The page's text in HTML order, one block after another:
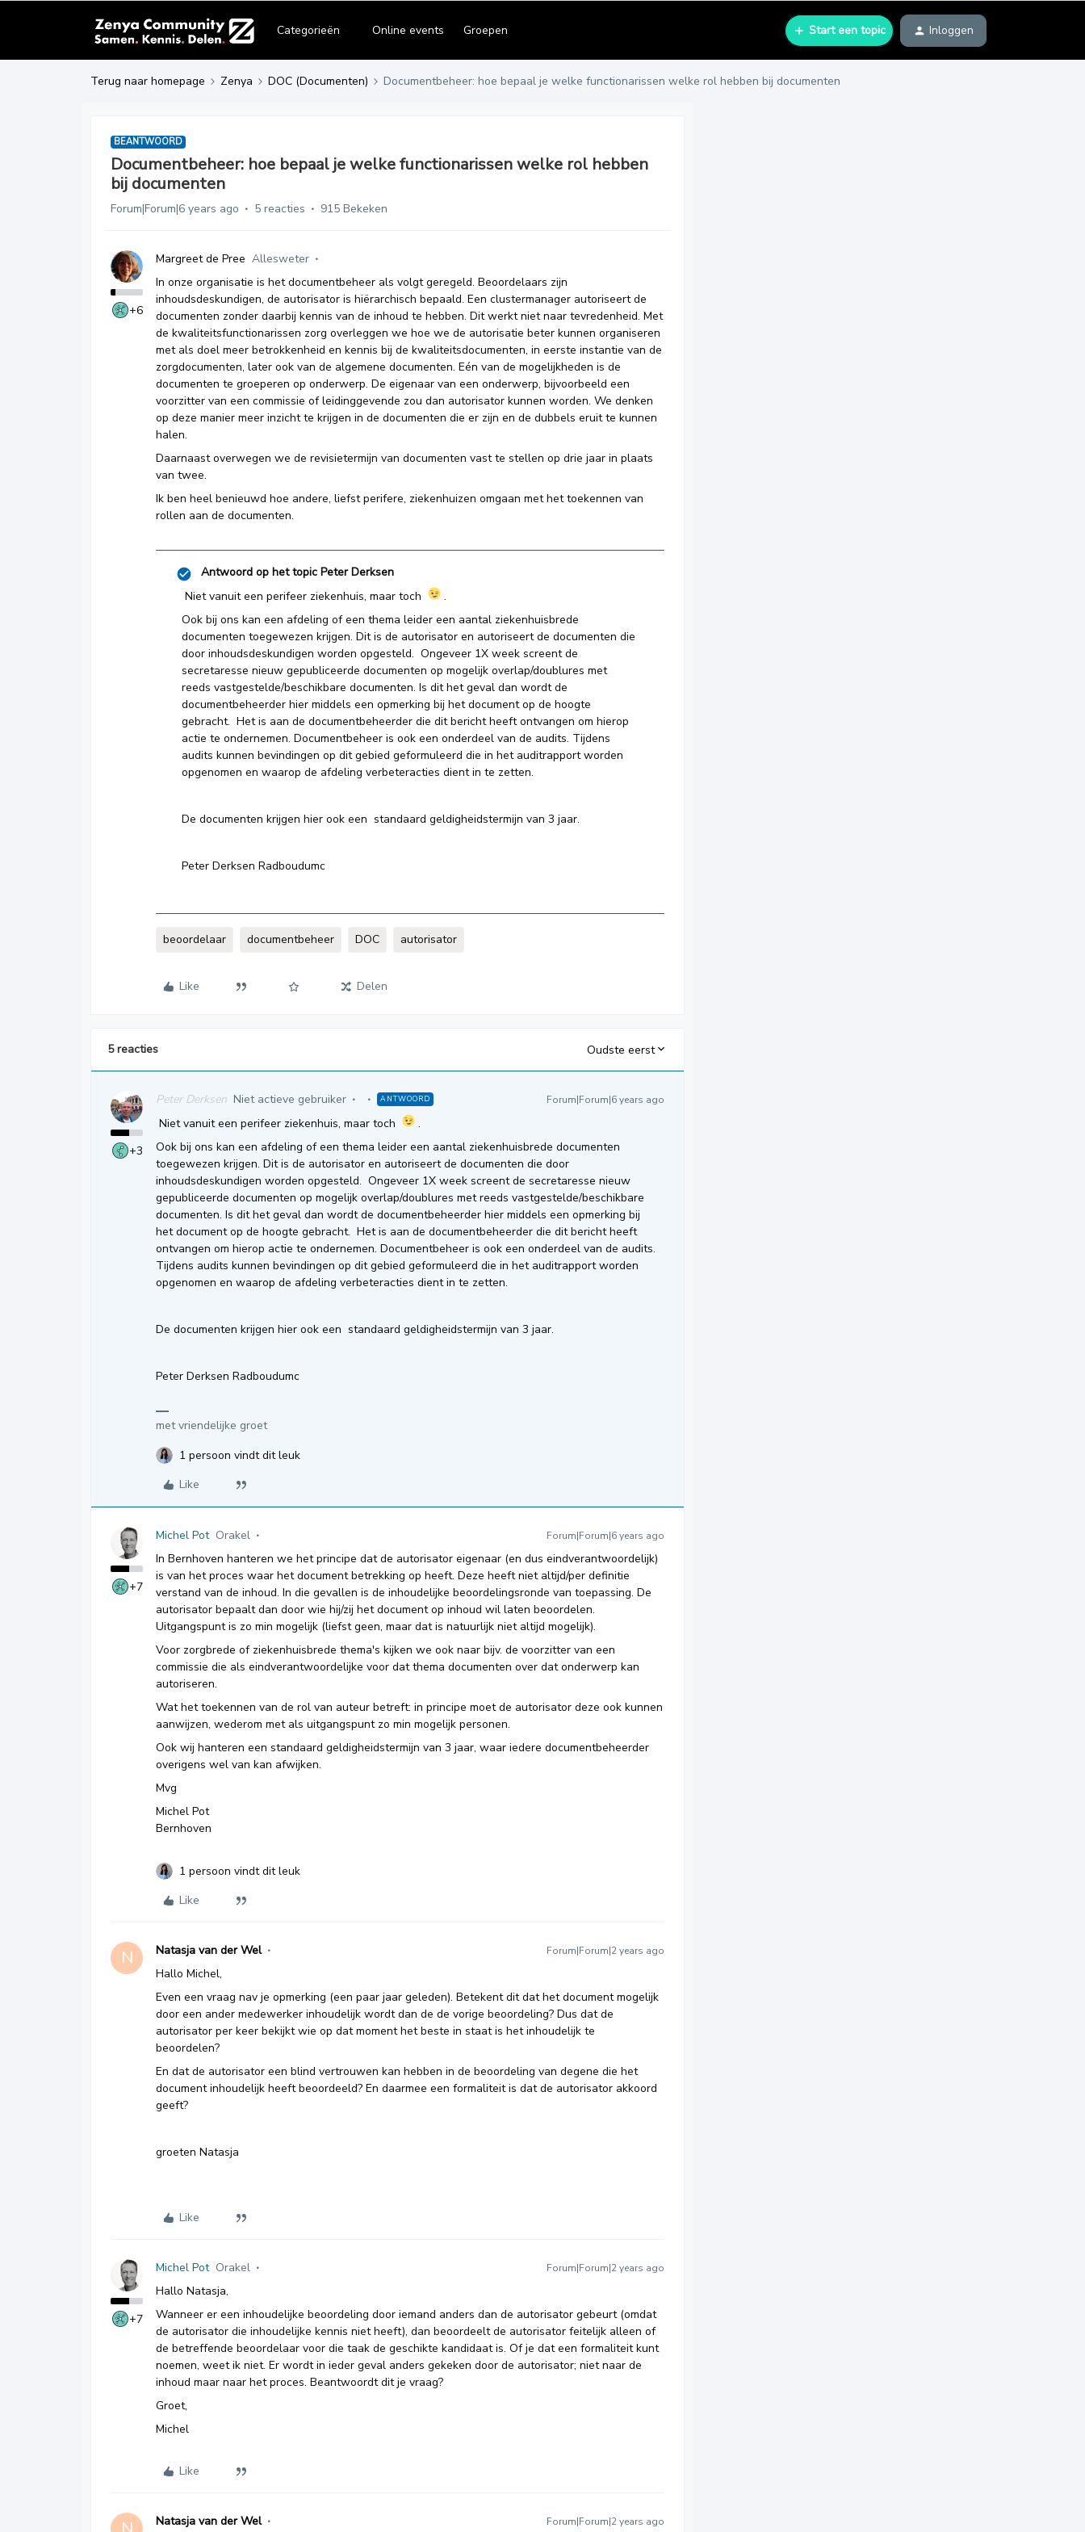
Categorieën Online events Groepen Start een topic Inloggen
Terug naar homepage Zenya DOC (Documenten) Documentbeheer: hoe bepaal je welke functionarissen welke rol hebben bij documenten
BEANTWOORD
Documentbeheer: hoe bepaal je welke functionarissen welke rol hebben
bij documenten
Forum|Forum|6 years ago 5 reacties 915 Bekeken
+6
Margreet de Pree Allesweter
In onze organisatie is het documentbeheer als volgt geregeld. Beoordelaars zijn
inhoudsdeskundigen, de autorisator is hiërarchisch bepaald. Een clustermanager autoriseert de
documenten zonder daarbij kennis van de inhoud te hebben. Dit werkt niet naar tevredenheid. Met
de kwaliteitsfunctionarissen zorg overleggen we hoe we de autorisatie beter kunnen organiseren
met als doel meer betrokkenheid en kennis bij de kwaliteitsdocumenten, in eerste instantie van de
zorgdocumenten, later ook van de algemene documenten. Eén van de mogelijkheden is de
documenten te groeperen op onderwerp. De eigenaar van een onderwerp, bijvoorbeeld een
voorzitter van een commissie of leidinggevende zou dan autorisator kunnen worden. We denken
op deze manier meer inzicht te krijgen in de documenten die er zijn en de dubbels eruit te kunnen
halen.
Daarnaast overwegen we de revisietermijn van documenten vast te stellen op drie jaar in plaats
van twee.
Ik ben heel benieuwd hoe andere, liefst perifere, ziekenhuizen omgaan met het toekennen van
rollen aan de documenten.
Antwoord op het topic Peter Derksen
Niet vanuit een perifeer ziekenhuis, maar toch
.
Ook bij ons kan een afdeling of een thema leider een aantal ziekenhuisbrede
documenten toegewezen krijgen. Dit is de autorisator en autoriseert de documenten die
door inhoudsdeskundigen worden opgesteld. Ongeveer 1X week screent de
secretaresse nieuw gepubliceerde documenten op mogelijk overlap/doublures met
reeds vastgestelde/beschikbare documenten. Is dit het geval dan wordt de
documentbeheerder hier middels een opmerking bij het document op de hoogte
gebracht. Het is aan de documentbeheerder die dit bericht heeft ontvangen om hierop
actie te ondernemen. Documentbeheer is ook een onderdeel van de audits. Tijdens
audits kunnen bevindingen op dit gebied geformuleerd die in het auditrapport worden
opgenomen en waarop de afdeling verbeteracties dient in te zetten.
De documenten krijgen hier ook een standaard geldigheidstermijn van 3 jaar.
Peter Derksen Radboudumc
beoordelaar documentbeheer DOC autorisator
Like Delen
5 reacties Oudste eerst
+3
Peter Derksen Niet actieve gebruiker ANTWOORD Forum|Forum|6 years ago
Niet vanuit een perifeer ziekenhuis, maar toch
.
Ook bij ons kan een afdeling of een thema leider een aantal ziekenhuisbrede documenten
toegewezen krijgen. Dit is de autorisator en autoriseert de documenten die door
inhoudsdeskundigen worden opgesteld. Ongeveer 1X week screent de secretaresse nieuw
gepubliceerde documenten op mogelijk overlap/doublures met reeds vastgestelde/beschikbare
documenten. Is dit het geval dan wordt de documentbeheerder hier middels een opmerking bij
het document op de hoogte gebracht. Het is aan de documentbeheerder die dit bericht heeft
ontvangen om hierop actie te ondernemen. Documentbeheer is ook een onderdeel van de audits.
Tijdens audits kunnen bevindingen op dit gebied geformuleerd die in het auditrapport worden
opgenomen en waarop de afdeling verbeteracties dient in te zetten.
De documenten krijgen hier ook een standaard geldigheidstermijn van 3 jaar.
Peter Derksen Radboudumc
met vriendelijke groet
1 persoon vindt dit leuk
Like
+7
Michel Pot Orakel Forum|Forum|6 years ago
In Bernhoven hanteren we het principe dat de autorisator eigenaar (en dus eindverantwoordelijk)
is van het proces waar het document betrekking op heeft. Deze heeft niet altijd/per definitie
verstand van de inhoud. In die gevallen is de inhoudelijke beoordelingsronde van toepassing. De
autorisator bepaalt dan door wie hij/zij het document op inhoud wil laten beoordelen.
Uitgangspunt is zo min mogelijk (liefst geen, maar dat is natuurlijk niet altijd mogelijk).
Voor zorgbrede of ziekenhuisbrede thema's kijken we ook naar bijv. de voorzitter van een
commissie die als eindverantwoordelijke voor dat thema documenten over dat onderwerp kan
autoriseren.
Wat het toekennen van de rol van auteur betreft: in principe moet de autorisator deze ook kunnen
aanwijzen, wederom met als uitgangspunt zo min mogelijk personen.
Ook wij hanteren een standaard geldigheidstermijn van 3 jaar, waar iedere documentbeheerder
overigens wel van kan afwijken.
Mvg
Michel Pot
Bernhoven
1 persoon vindt dit leuk
Like
N Natasja van der Wel Forum|Forum|2 years ago
Hallo Michel,
Even een vraag nav je opmerking (een paar jaar geleden). Betekent dit dat het document mogelijk
door een ander medewerker inhoudelijk wordt dan de de vorige beoordeling? Dus dat de
autorisator per keer bekijkt wie op dat moment het beste in staat is het inhoudelijk te
beoordelen?
En dat de autorisator een blind vertrouwen kan hebben in de beoordeling van degene die het
document inhoudelijk heeft beoordeeld? En daarmee een formaliteit is dat de autorisator akkoord
geeft?
groeten Natasja
Like
+7
Michel Pot Orakel Forum|Forum|2 years ago
Hallo Natasja,
Wanneer er een inhoudelijke beoordeling door iemand anders dan de autorisator gebeurt (omdat
de autorisator die inhoudelijke kennis niet heeft), dan beoordeelt de autorisator feitelijk alleen of
de betreffende beoordelaar voor die taak de geschikte kandidaat is. Of je dat een formaliteit kunt
noemen, weet ik niet. Er wordt in ieder geval anders gekeken door de autorisator; niet naar de
inhoud maar naar het proces. Beantwoordt dit je vraag?
Groet,
Michel
Like
Natasja van der Wel Forum|Forum|2 years ago